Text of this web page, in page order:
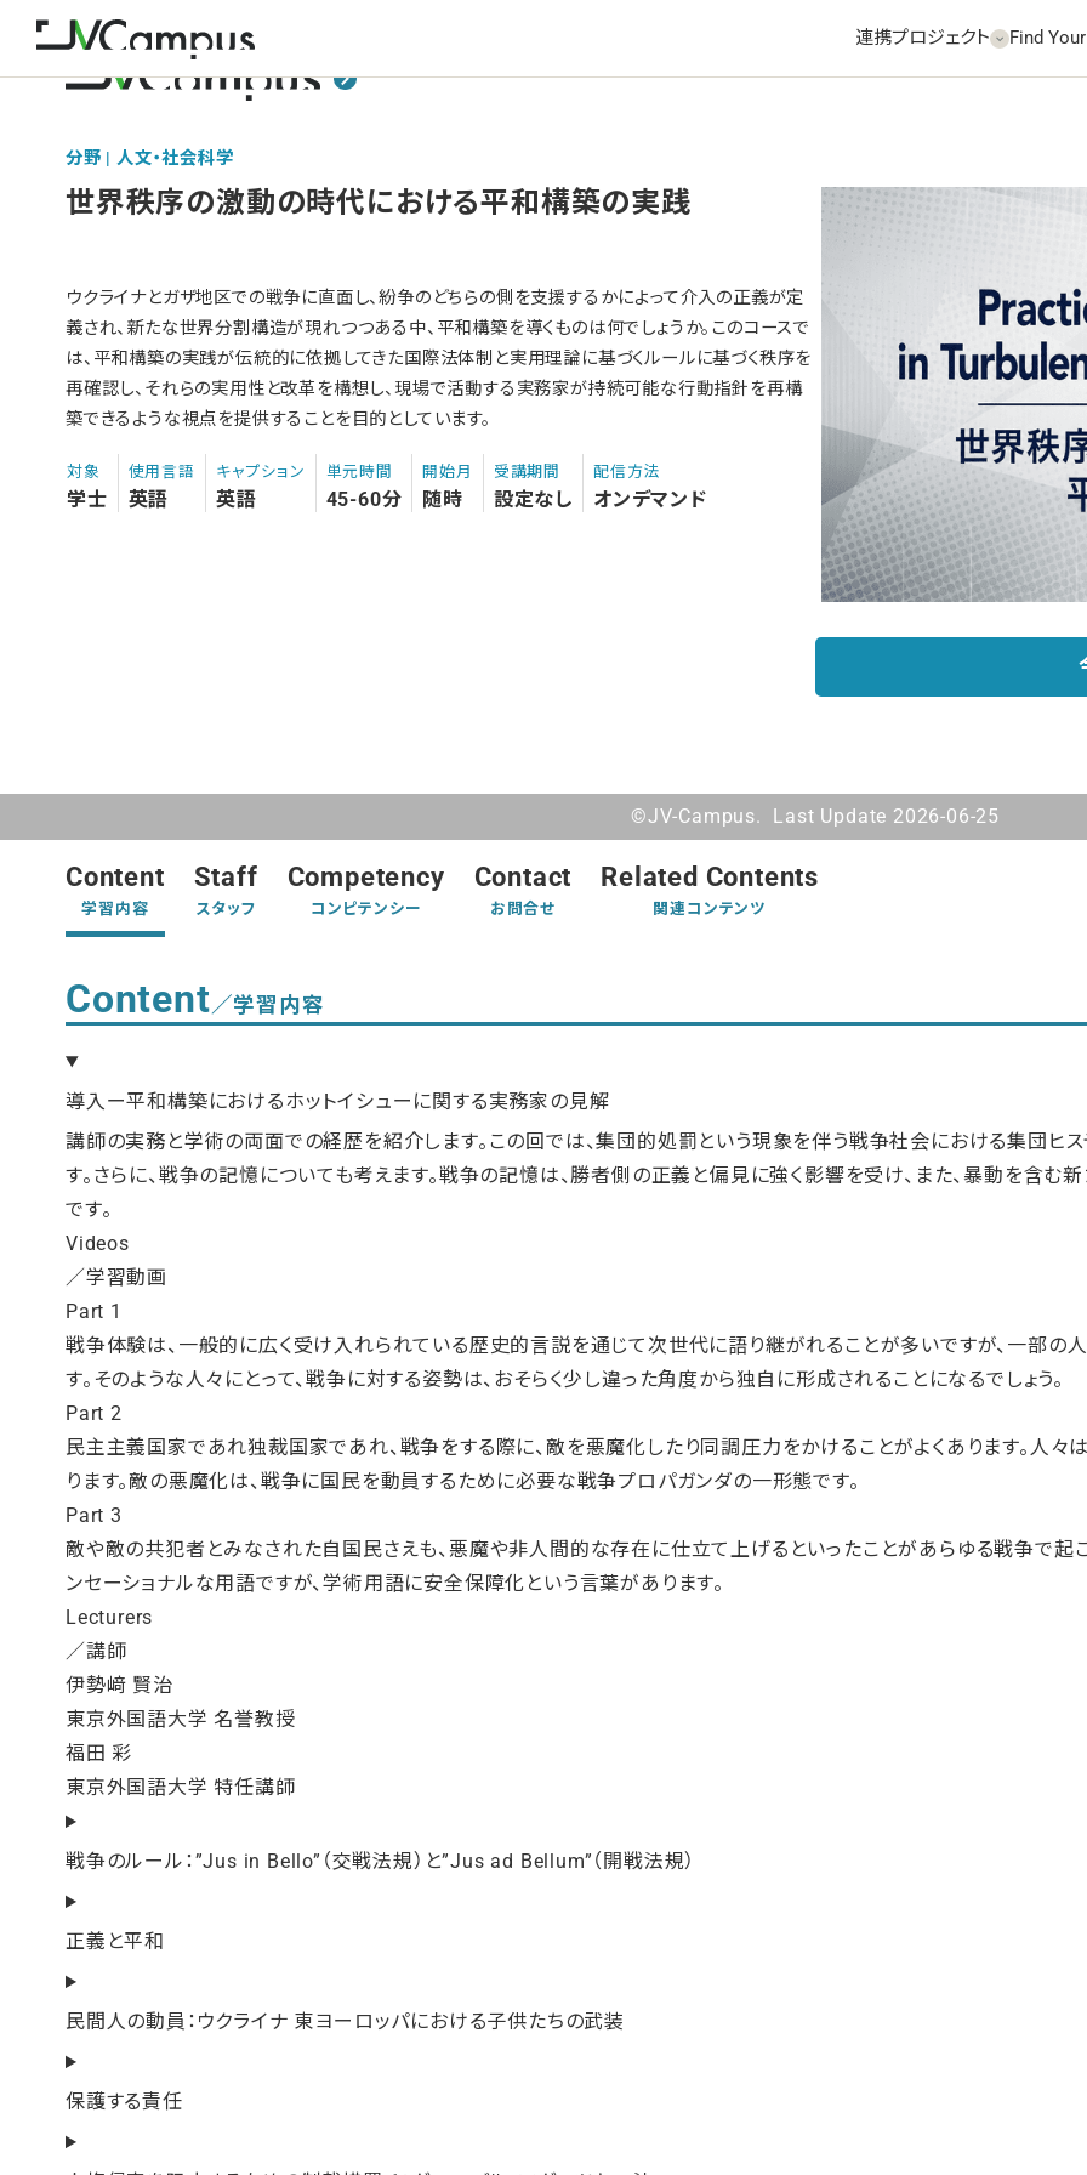
連携プロジェクト Find
分野 | 人文・社会科学
世界秩序の激動の時代における平和構築の実践
ウクライナとガザ地区での戦争に直面し、紛争のどちらの側を支援するかによって介入の正義が定
義され、新たな世界分割構造が現れつつある中、平和構築を導くものは何でしょうか。このコースで
は、平和構築の実践が伝統的に依拠してきた国際法体制と実用理論に基づくルールに基づく秩序を
再確認し、それらの実用性と改革を構想し、現場で活動する実務家が持続可能な行動指針を再構
築できるような視点を提供することを目的としています。
対象
学士
使用言語
英語
キャプション
英語
単元時間
45-60分
開始月
随時
受講期間
設定なし
配信方法
オンデマンド
©JV-Campus. Last Update 2026-06-25
Content
学習内容
Staff
スタッフ
Competency
コンピテンシー
Contact
お問合せ
Related Contents
関連コンテンツ
Content／学習内容
導入ー平和構築におけるホットイシューに関する実務家の見解
講師の実務と学術の両面での経歴を紹介します。この回では、集団的処罰という現象を伴う戦争社会における集団ヒ
す。さらに、戦争の記憶についても考えます。戦争の記憶は、勝者側の正義と偏見に強く影響を受け、また、暴動を含
です。
Videos
／学習動画
Part 1
戦争体験は、一般的に広く受け入れられている歴史的言説を通じて次世代に語り継がれることが多いですが、一部の
す。そのような人々にとって、戦争に対する姿勢は、おそらく少し違った角度から独自に形成されることになるでしょう。
Part 2
民主主義国家であれ独裁国家であれ、戦争をする際に、敵を悪魔化したり同調圧力をかけることがよくあります。人
ります。敵の悪魔化は、戦争に国民を動員するために必要な戦争プロパガンダの一形態です。
Part 3
敵や敵の共犯者とみなされた自国民さえも、悪魔や非人間的な存在に仕立て上げるといったことがあらゆる戦争で起
ンセーショナルな用語ですが、学術用語に安全保障化という言葉があります。
Lecturers
／講師
伊勢﨑 賢治
東京外国語大学 名誉教授
福田 彩
東京外国語大学 特任講師
戦争のルール：”Jus in Bello”（交戦法規）と”Jus ad Bellum”（開戦法規）
正義と平和
民間人の動員：ウクライナ 東ヨーロッパにおける子供たちの武装
保護する責任